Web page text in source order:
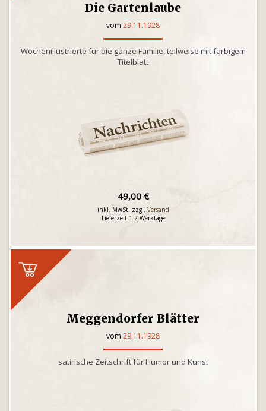
Die Gartenlaube
vom 29.11.1928
Wochenillustrierte für die ganze Familie, teilweise mit farbigem
Titelblatt
49,00 €
inkl. MwSt. zzgl. Versand
Lieferzeit 1-2 Werktage
Meggendorfer Blätter
vom 29.11.1928
satirische Zeitschrift für Humor und Kunst